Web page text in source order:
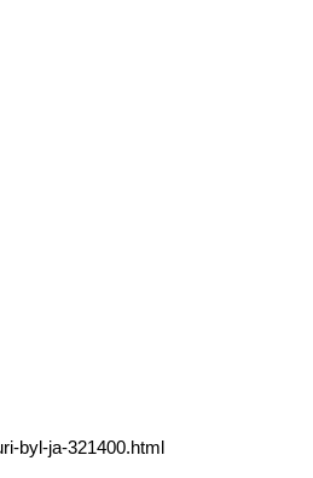
byl-ja-321400.html